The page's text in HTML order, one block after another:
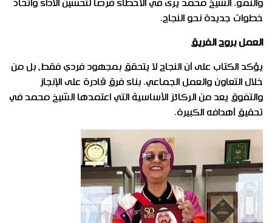
والنمو. الشيخ محمد يرى في الأخطاء فرصاً لتحسين الأداء واتخاذ
خطوات جديدة نحو النجاح.
العمل بروح الفريق
يؤكد الكتاب على أن النجاح لا يتحقق بمجهود فردي فقط، بل من
خلال التعاون والعمل الجماعي. بناء فرق قادرة على الإنجاز
والتفوق يعد من الركائز الأساسية التي اعتمدها الشيخ محمد في
تحقيق أهدافه الكبيرة.